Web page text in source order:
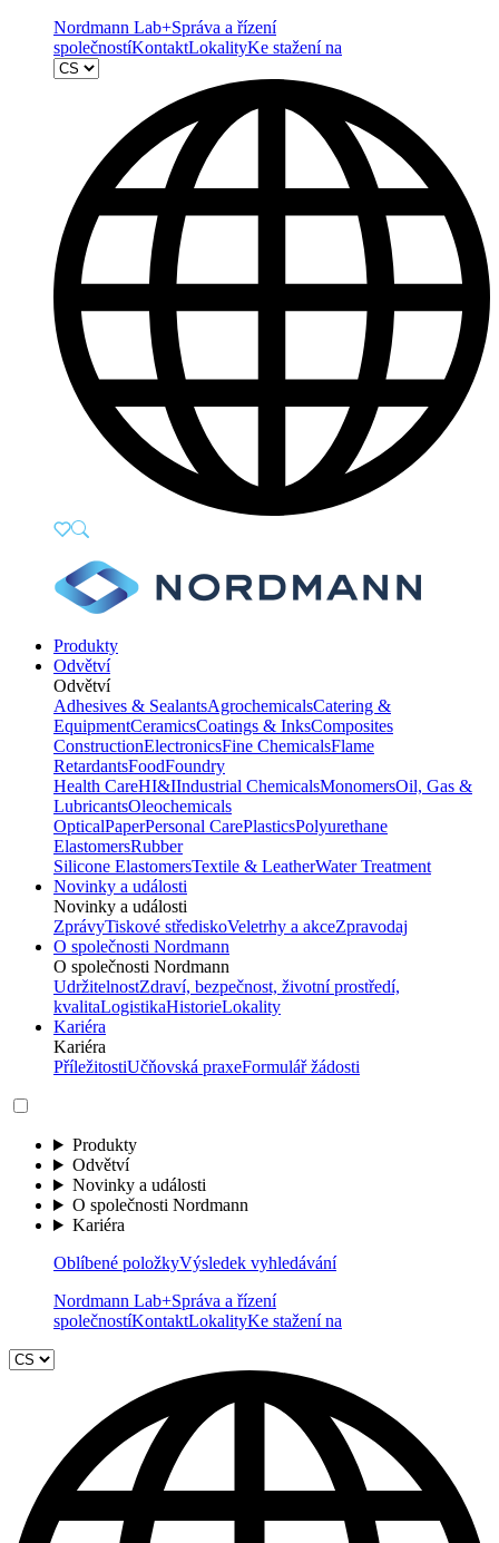
Nordmann Lab+Správa a řízení
společnostíKontaktLokalityKe stažení na
Produkty
Odvětví
Odvětví
Adhesives & SealantsAgrochemicalsCatering &
EquipmentCeramicsCoatings & InksComposites
ConstructionElectronicsFine ChemicalsFlame
RetardantsFoodFoundry
Health CareHI&IIndustrial ChemicalsMonomersOil, Gas &
LubricantsOleochemicals
OpticalPaperPersonal CarePlasticsPolyurethane
ElastomersRubber
Silicone ElastomersTextile & LeatherWater Treatment
Novinky a události
Novinky a události
ZprávyTiskové střediskoVeletrhy a akceZpravodaj
O společnosti Nordmann
O společnosti Nordmann
UdržitelnostZdraví, bezpečnost, životní prostředí,
kvalitaLogistikaHistorieLokality
Kariéra
Kariéra
PříležitostiUčňovská praxeFormulář žádosti
Produkty
Odvětví
Novinky a události
O společnosti Nordmann
Kariéra
Oblíbené položkyVýsledek vyhledávání
Nordmann Lab+Správa a řízení
společnostíKontaktLokalityKe stažení na